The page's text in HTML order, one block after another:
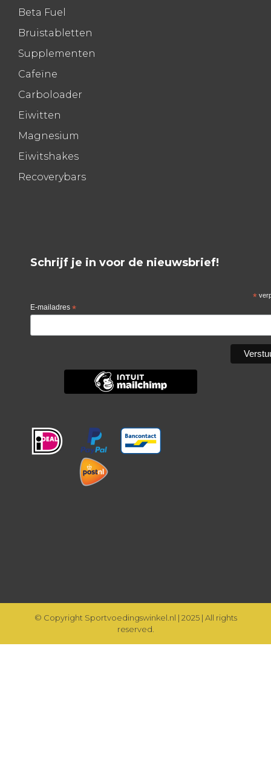
Beta Fuel
Bruistabletten
Supplementen
Cafeïne
Carboloader
Eiwitten
Magnesium
Eiwitshakes
Recoverybars
Schrijf je in voor de nieuwsbrief!
*
E-mailadres *
© Copyright Sportvoedingswinkel.nl | 2025 | All rights
reserved.